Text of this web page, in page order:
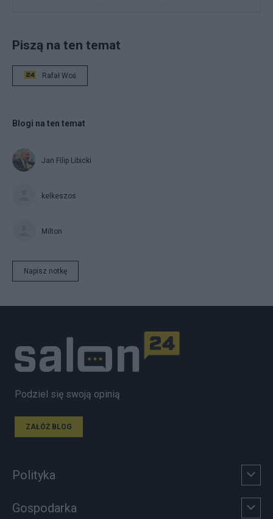
Piszą na ten temat
Rafał Woś
Blogi na ten temat
Jan Filip Libicki
kelkeszos
Milton
Napisz notkę
Podziel się swoją opinią
ZAŁÓŻ BLOG
Polityka
Gospodarka